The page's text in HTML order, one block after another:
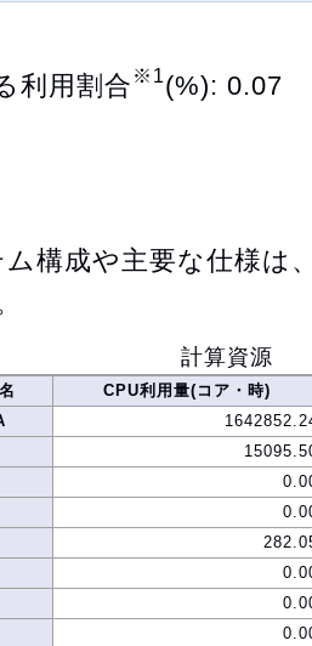
利用割合 ※1(%): 0.07
構成や主要な仕様は
計算資源
CPU利用量(コア・時)